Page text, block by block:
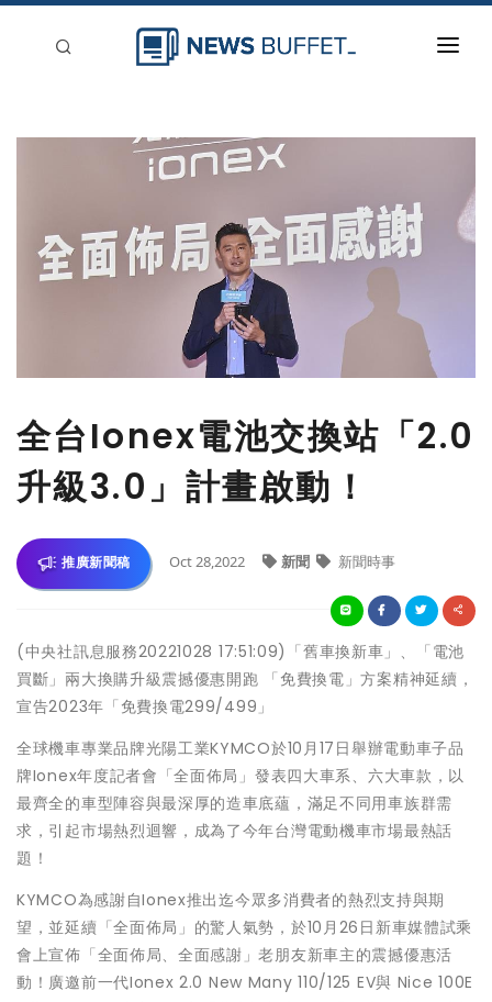
刊登
全台Ionex電池交換站「2.0
升級3.0」計畫啟動！
推廣新聞稿 Oct 28,2022 新聞 新聞時事
(中央社訊息服務20221028 17:51:09)「舊車換新車」、「電池
買斷」兩大換購升級震撼優惠開跑 「免費換電」方案精神延續，
宣告2023年「免費換電299/499」
全球機車專業品牌光陽工業KYMCO於10月17日舉辦電動車子品
牌Ionex年度記者會「全面佈局」發表四大車系、六大車款，以
最齊全的車型陣容與最深厚的造車底蘊，滿足不同用車族群需
求，引起市場熱烈迴響，成為了今年台灣電動機車市場最熱話
題！
KYMCO為感謝自Ionex推出迄今眾多消費者的熱烈支持與期
望，並延續「全面佈局」的驚人氣勢，於10月26日新車媒體試乘
會上宣佈「全面佈局、全面感謝」老朋友新車主的震撼優惠活
動！廣邀前一代Ionex 2.0 New Many 110/125 EV與 Nice 100E